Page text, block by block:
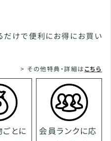
だけで便利にお得にお買い
> その他特典・詳細はこちら
とに
会員ランクに応